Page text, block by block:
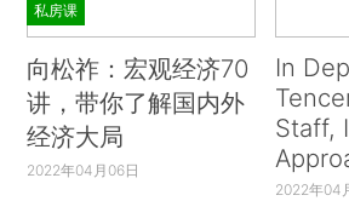
私房课
向松祚：宏观经济70
讲，带你了解国内外
经济大局
2022年04月06日
In
Staff,
2022年04